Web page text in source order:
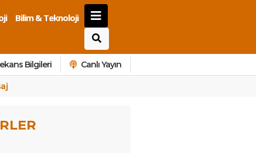
Bilim & Teknoloji
Bilgileri Canlı Yayın